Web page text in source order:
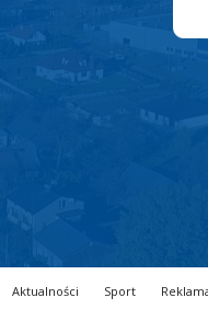
Aktualności Sport